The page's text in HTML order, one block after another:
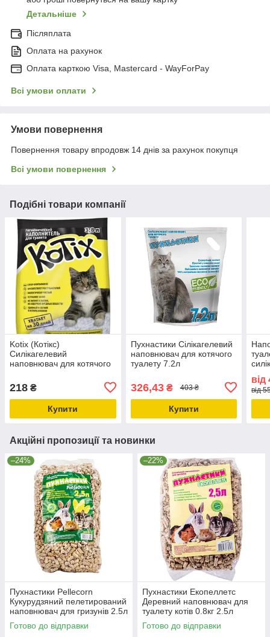
Детальніше
Післяплата
Оплата на рахунок
Оплата карткою Visa, Mastercard - WayForPay
Всі умови оплати
Умови повернення
Повернення товару впродовж 14 днів за рахунок покупця
Всі умови повернення
Подібні товари компанії
Kotix (Котікс)
Силікагелевий
наповнювач для котячого
218 ₴
Купити
Пухнастики Сілікагелевий
наповнювач для котячого
туалету 7.2л
326,43₴ 403 ₴
Купити
від
від
Акційні пропозиції та новинки
–24%
Пухнастики Pellecorn
Кукурудзяний пелетирований
наповнювач для гризунів 2.5л
Готово до відправки
–22%
Пухнастики Екопеллетс
Деревний наповнювач для
туалету котів 0.8кг 2.5л
Готово до відправки